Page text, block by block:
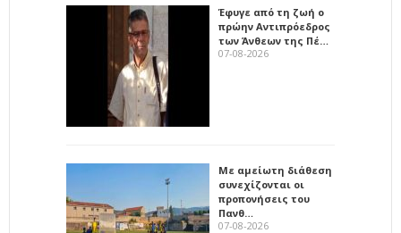
Έφυγε από τη ζωή ο
πρώην Αντιπρόεδρος
των Άνθεων της Πέ…
07-08-2026
Με αμείωτη διάθεση
συνεχίζονται οι
προπονήσεις του
Πανθ…
07-08-2026